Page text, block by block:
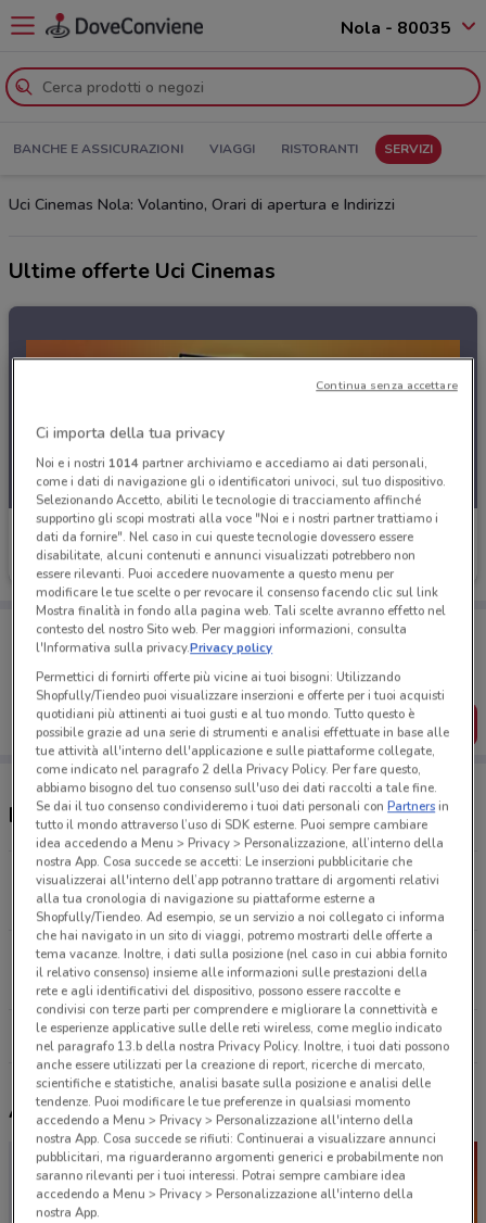
Nola - 80035
BANCHE E ASSICURAZIONI VIAGGI RISTORANTI SERVIZI
Uci Cinemas Nola: Volantino, Orari di apertura e Indirizzi
Ultime offerte Uci Cinemas
Uci Cinemas
Scade il 20/09
Porta DoveConviene sempre con te!
Puoi trovare le migliori offerte dei negozi vicino a te,
dal tuo cellulare.
SCARICA L’APP
Negozi Uci Cinemas a Nola
Via San Salvatore, 1 Casoria
18.2 km
S.S. 87 Marcianise
18.8 km
Tutti i negozi Uci Cinemas
Altri volantini nelle vicinanze
Ci importa della tua privacy
Noi e i nostri 1014partner archiviamo e accediamo ai dati personali,
come i dati di navigazione gli o identificatori univoci, sul tuo dispositivo.
Selezionando Accetto, abiliti le tecnologie di tracciamento affinché
supportino gli scopi mostrati alla voce "Noi e i nostri partner trattiamo i
dati da fornire". Nel caso in cui queste tecnologie dovessero essere
disabilitate, alcuni contenuti e annunci visualizzati potrebbero non
essere rilevanti. Puoi accedere nuovamente a questo menu per
modificare le tue scelte o per revocare il consenso facendo clic sul link
Mostra finalità in fondo alla pagina web. Tali scelte avranno effetto nel
contesto del nostro Sito web. Per maggiori informazioni, consulta
l'Informativa sulla privacy.Privacy policy
Permettici di fornirti offerte più vicine ai tuoi bisogni: Utilizzando
Shopfully/Tiendeo puoi visualizzare inserzioni e offerte per i tuoi acquisti
quotidiani più attinenti ai tuoi gusti e al tuo mondo. Tutto questo è
possibile grazie ad una serie di strumenti e analisi effettuate in base alle
tue attività all'interno dell'applicazione e sulle piattaforme collegate,
come indicato nel paragrafo 2 della Privacy Policy. Per fare questo,
abbiamo bisogno del tuo consenso sull'uso dei dati raccolti a tale fine.
Se dai il tuo consenso condivideremo i tuoi dati personali conPartnersin
tutto il mondo attraverso l’uso di SDK esterne. Puoi sempre cambiare
idea accedendo a Menu > Privacy > Personalizzazione, all’interno della
nostra App. Cosa succede se accetti: Le inserzioni pubblicitarie che
visualizzerai all'interno dell’app potranno trattare di argomenti relativi
alla tua cronologia di navigazione su piattaforme esterne a
Shopfully/Tiendeo. Ad esempio, se un servizio a noi collegato ci informa
che hai navigato in un sito di viaggi, potremo mostrarti delle offerte a
tema vacanze. Inoltre, i dati sulla posizione (nel caso in cui abbia fornito
il relativo consenso) insieme alle informazioni sulle prestazioni della
rete e agli identificativi del dispositivo, possono essere raccolte e
condivisi con terze parti per comprendere e migliorare la connettività e
le esperienze applicative sulle delle reti wireless, come meglio indicato
nel paragrafo 13.b della nostra Privacy Policy. Inoltre, i tuoi dati possono
anche essere utilizzati per la creazione di report, ricerche di mercato,
scientifiche e statistiche, analisi basate sulla posizione e analisi delle
tendenze. Puoi modificare le tue preferenze in qualsiasi momento
accedendo a Menu > Privacy > Personalizzazione all'interno della
nostra App. Cosa succede se rifiuti: Continuerai a visualizzare annunci
pubblicitari, ma riguarderanno argomenti generici e probabilmente non
saranno rilevanti per i tuoi interessi. Potrai sempre cambiare idea
accedendo a Menu > Privacy > Personalizzazione all'interno della
nostra App.
Continua senza accettare